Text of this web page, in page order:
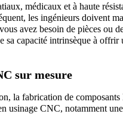
médicaux et à haute
les ingénieurs doivent
avez besoin de pièces ou
capacité intrinsèque à
sur mesure
la fabrication de
usinage CNC, notamment